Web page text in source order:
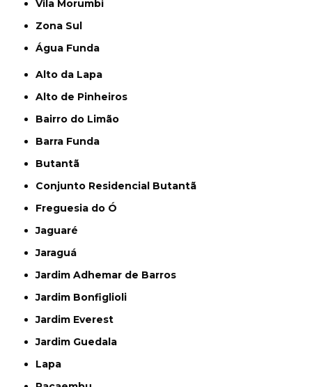
Vila Morumbi
Zona Sul
Água Funda
Alto da Lapa
Alto de Pinheiros
Bairro do Limão
Barra Funda
Butantã
Conjunto Residencial Butantã
Freguesia do Ó
Jaguaré
Jaraguá
Jardim Adhemar de Barros
Jardim Bonfiglioli
Jardim Everest
Jardim Guedala
Lapa